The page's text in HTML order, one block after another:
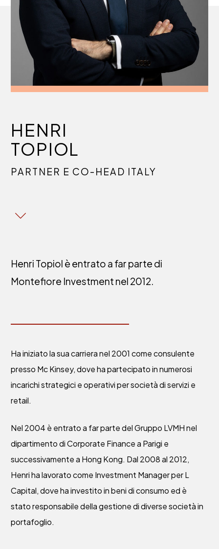
HENRI
TOPIOL
PARTNER E CO-HEAD ITALY
Henri Topiol è entrato a far parte di
Montefiore Investment nel 2012.
Ha iniziato la sua carriera nel 2001 come consulente
presso Mc Kinsey, dove ha partecipato in numerosi
incarichi strategici e operativi per società di servizi e
retail.
Nel 2004 è entrato a far parte del Gruppo LVMH nel
dipartimento di Corporate Finance a Parigi e
successivamente a Hong Kong. Dal 2008 al 2012,
Henri ha lavorato come Investment Manager per L
Capital, dove ha investito in beni di consumo ed è
stato responsabile della gestione di diverse società in
portafoglio.